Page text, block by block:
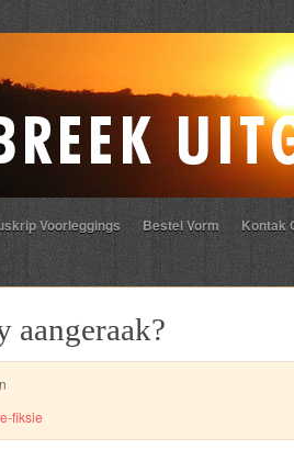
Voorleggings Bestel Vorm Kontak
aangeraak?
fiksie